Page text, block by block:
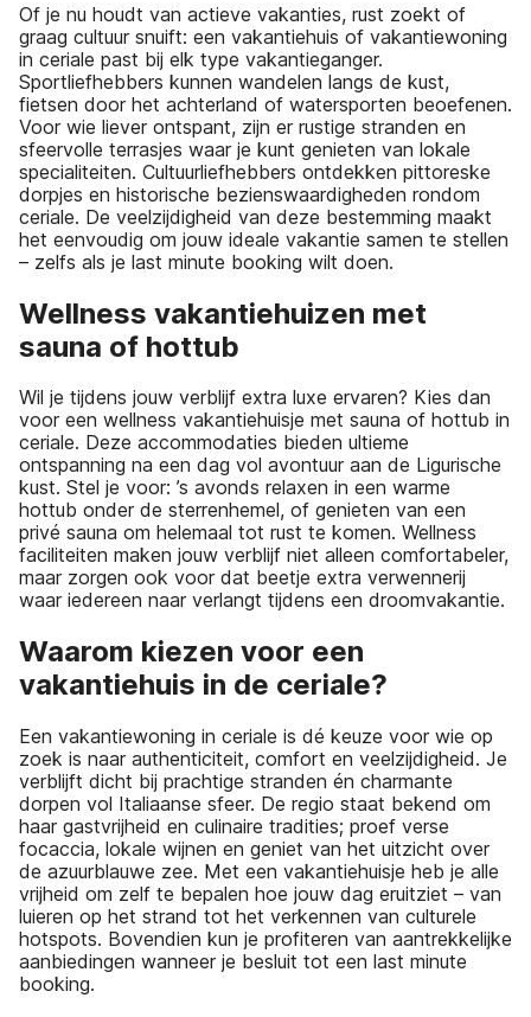
Of je nu houdt van actieve vakanties, rust zoekt of
graag cultuur snuift: een vakantiehuis of vakantiewoning
in ceriale past bij elk type vakantieganger.
Sportliefhebbers kunnen wandelen langs de kust,
fietsen door het achterland of watersporten beoefenen.
Voor wie liever ontspant, zijn er rustige stranden en
sfeervolle terrasjes waar je kunt genieten van lokale
specialiteiten. Cultuurliefhebbers ontdekken pittoreske
dorpjes en historische bezienswaardigheden rondom
ceriale. De veelzijdigheid van deze bestemming maakt
het eenvoudig om jouw ideale vakantie samen te stellen
– zelfs als je last minute booking wilt doen.
Wellness vakantiehuizen met
sauna of hottub
Wil je tijdens jouw verblijf extra luxe ervaren? Kies dan
voor een wellness vakantiehuisje met sauna of hottub in
ceriale. Deze accommodaties bieden ultieme
ontspanning na een dag vol avontuur aan de Ligurische
kust. Stel je voor: ’s avonds relaxen in een warme
hottub onder de sterrenhemel, of genieten van een
privé sauna om helemaal tot rust te komen. Wellness
faciliteiten maken jouw verblijf niet alleen comfortabeler,
maar zorgen ook voor dat beetje extra verwennerij
waar iedereen naar verlangt tijdens een droomvakantie.
Waarom kiezen voor een
vakantiehuis in de ceriale?
Een vakantiewoning in ceriale is dé keuze voor wie op
zoek is naar authenticiteit, comfort en veelzijdigheid. Je
verblijft dicht bij prachtige stranden én charmante
dorpen vol Italiaanse sfeer. De regio staat bekend om
haar gastvrijheid en culinaire tradities; proef verse
focaccia, lokale wijnen en geniet van het uitzicht over
de azuurblauwe zee. Met een vakantiehuisje heb je alle
vrijheid om zelf te bepalen hoe jouw dag eruitziet – van
luieren op het strand tot het verkennen van culturele
hotspots. Bovendien kun je profiteren van aantrekkelijke
aanbiedingen wanneer je besluit tot een last minute
booking.